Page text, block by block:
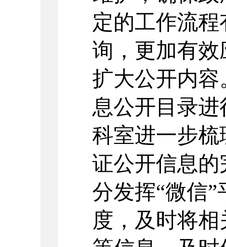
定的工作流
询，更加有
扩大公开内
息公开目录
科室进一步
证公开信息
分发挥“微信
度，及时将